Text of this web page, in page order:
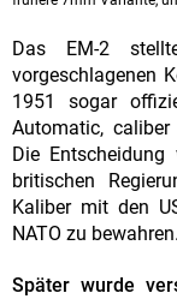
Das EM-2
vorgeschlagenen
1951 sogar
Automatic,
Die
britischen
Kaliber mit den
NATO zu bewahren.
Später wurde